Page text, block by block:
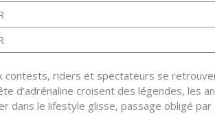
contests, riders et spectateurs se
d’adrénaline croisent des légendes, les
dans le lifestyle glisse, passage obligé par